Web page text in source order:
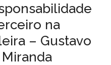
na
– Gustavo